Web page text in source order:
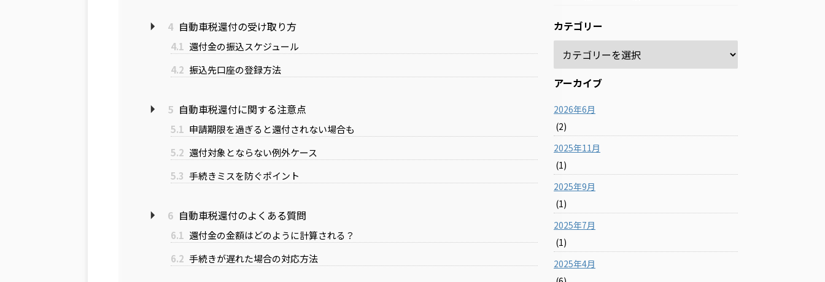
4 自動車税還付の受け取り方
4.1 還付金の振込スケジュール
4.2 振込先口座の登録方法
5 自動車税還付に関する注意点
5.1 申請期限を過ぎると還付されない場合も
5.2 還付対象とならない例外ケース
5.3 手続きミスを防ぐポイント
6 自動車税還付のよくある質問
6.1 還付金の金額はどのように計算される？
6.2 手続きが遅れた場合の対応方法
カテゴリー
アーカイブ
2026年6月
(2)
2025年11月
(1)
2025年9月
(1)
2025年7月
(1)
2025年4月